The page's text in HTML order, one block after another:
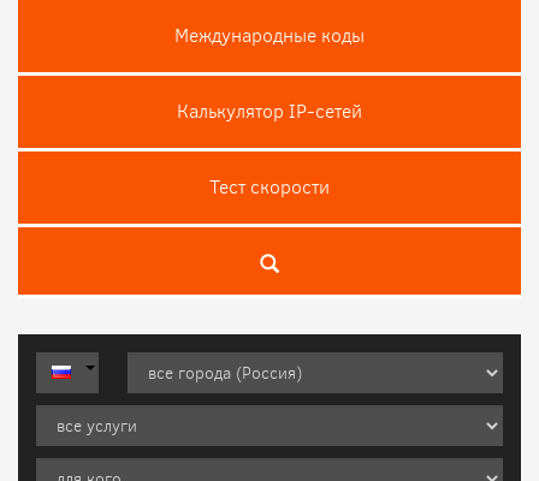
Международные коды
Калькулятор IP-сетей
Тест скороcти